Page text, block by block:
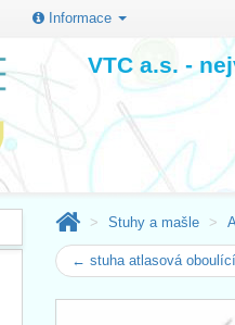
Informace
VTC a.s. -
Stuhy a mašle
← stuha atlasová